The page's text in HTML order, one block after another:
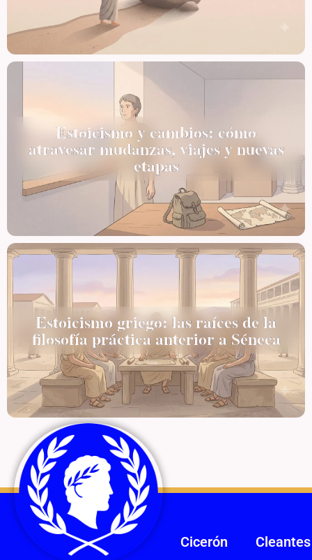
Estoicismo y cambios: cómo
atravesar mudanzas, viajes y nuevas
etapas
Estoicismo griego: las raíces de la
filosofía práctica anterior a Séneca
Cicerón
Cleantes